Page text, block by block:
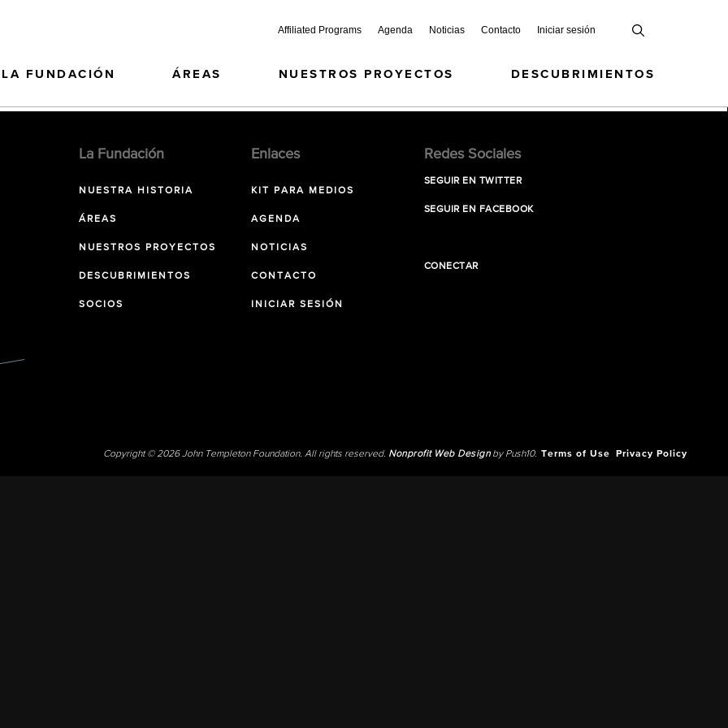
Affiliated Programs Agenda Noticias Contacto Iniciar sesión
LA FUNDACIÓN ÁREAS NUESTROS PROYECTOS DESCUBRIMIENTOS
La Fundación
NUESTRA HISTORIA
ÁREAS
NUESTROS PROYECTOS
DESCUBRIMIENTOS
SOCIOS
Enlaces
KIT PARA MEDIOS
AGENDA
NOTICIAS
CONTACTO
INICIAR SESIÓN
Redes Sociales
SEGUIR EN TWITTER
SEGUIR EN FACEBOOK
CONECTAR
Copyright © 2026 John Templeton Foundation. All rights reserved. Nonprofit Web Designby Push10. Terms of Use Privacy Policy